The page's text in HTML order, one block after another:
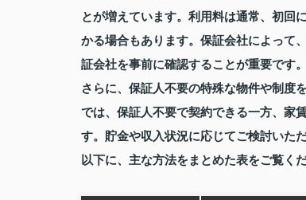
とが増えています。利用料は通常、初回
かる場合もあります。保証会社によって
証会社を事前に確認することが重要です。
さらに、保証人不要の特殊な物件や制度
では、保証人不要で契約できる一方、家
す。貯金や収入状況に応じてご検討いた
以下に、主な方法をまとめた表をご覧くだ